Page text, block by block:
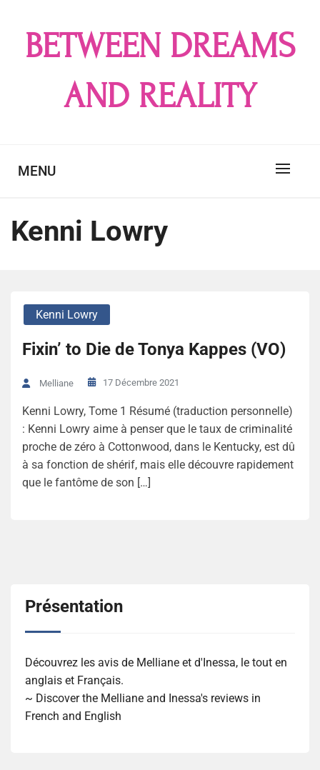
contentBETWEEN DREAMS
AND REALITY
MENU
Kenni Lowry
Kenni Lowry
Fixin’ to Die de Tonya Kappes (VO)
Melliane 17 Décembre 2021
Kenni Lowry, Tome 1 Résumé (traduction personnelle)
: Kenni Lowry aime à penser que le taux de criminalité
proche de zéro à Cottonwood, dans le Kentucky, est dû
à sa fonction de shérif, mais elle découvre rapidement
que le fantôme de son […]
Présentation
Découvrez les avis de Melliane et d'Inessa, le tout en
anglais et Français.
~ Discover the Melliane and Inessa's reviews in
French and English